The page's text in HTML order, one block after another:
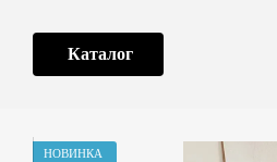
Каталог
НОВИНКА